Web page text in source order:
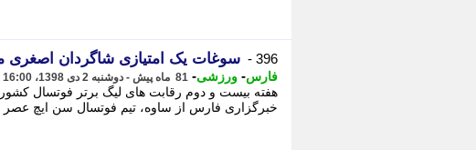
396 - سوغات یک امتیازی شاگردان اصغری
فارس- ورزشی- 81 ماه پیش - دوشنبه 2 دی 1398، 16:00
هفته بیست و دوم رقابت های لیگ برتر فوتسال
خبرگزاری فارس از ساوه، تیم فوتسال سن ایچ عصر